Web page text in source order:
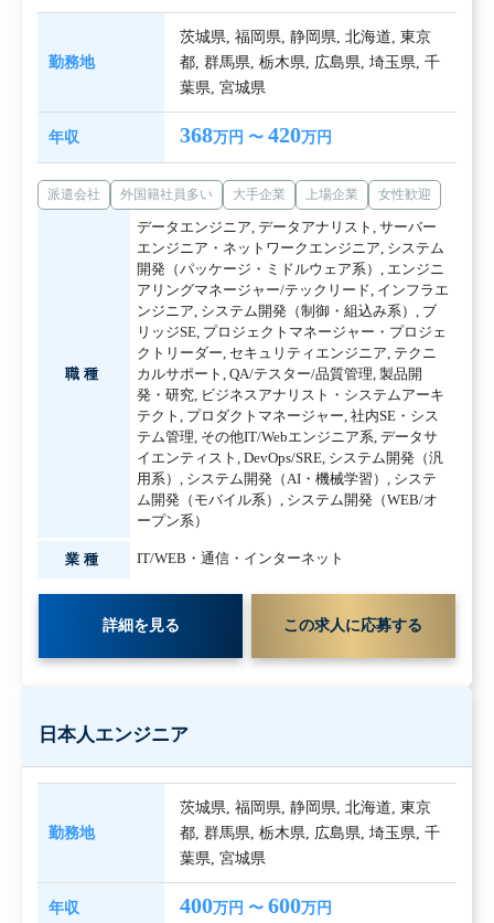
勤務地
茨城県,福岡県,静岡県,北海道,東京
都,群馬県,栃木県, 広島県,埼玉県,千
葉県,宮城県
年収 368万円 〜420万円
派遣会社 外国籍社員多い 大手企業 上場企業 女性歓迎
職種
データエンジニア, データアナリスト , サーバー
エンジニア・ネットワークエンジニア, システム
開発（パッケージ・ミドルウェア系） , エンジニ
アリングマネージャー/テックリード, インフラエ
ンジニア, システム開発（制御・組込み系） , ブ
リッジSE, プロジェクトマネージャー・プロジェ
クトリーダー, セキュリティエンジニア, テクニ
カルサポート , QA/テスター/品質管理, 製品開
発・研究, ビジネスアナリスト・システムアーキ
テクト , プロダクトマネージャー, 社内SE・シス
テム管理, その他IT/Webエンジニア系, データサ
イエンティスト , DevOps/SRE, システム開発（汎
用系） , システム開発（AI・機械学習） , システ
ム開発（モバイル系） , システム開発（WEB/オ
ープン系）
業種 IT/WEB・通信・インターネット
詳細を見る この求人に応募する
日本人エンジニア
勤務地
茨城県,福岡県,静岡県,北海道,東京
都,群馬県,栃木県, 広島県,埼玉県,千
葉県,宮城県
年収 400万円 〜600万円